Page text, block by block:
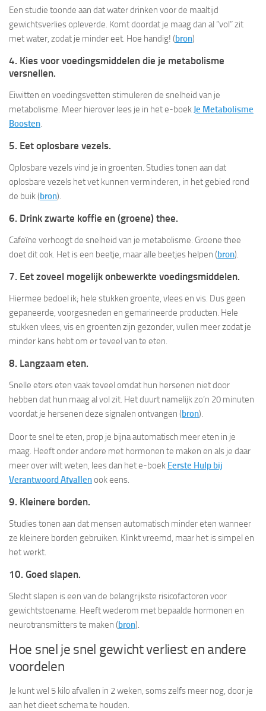
Een studie toonde aan dat water drinken voor de maaltijd
gewichtsverlies opleverde. Komt doordat je maag dan al “vol” zit
met water, zodat je minder eet. Hoe handig! (bron)
4. Kies voor voedingsmiddelen die je metabolisme
versnellen.
Eiwitten en voedingsvetten stimuleren de snelheid van je
metabolisme. Meer hierover lees je in het e-boek Je Metabolisme
Boosten.
5. Eet oplosbare vezels.
Oplosbare vezels vind je in groenten. Studies tonen aan dat
oplosbare vezels het vet kunnen verminderen, in het gebied rond
de buik (bron).
6. Drink zwarte koffie en (groene) thee.
Cafeïne verhoogt de snelheid van je metabolisme. Groene thee
doet dit ook. Het is een beetje, maar alle beetjes helpen (bron).
7. Eet zoveel mogelijk onbewerkte voedingsmiddelen.
Hiermee bedoel ik; hele stukken groente, vlees en vis. Dus geen
gepaneerde, voorgesneden en gemarineerde producten. Hele
stukken vlees, vis en groenten zijn gezonder, vullen meer zodat je
minder kans hebt om er teveel van te eten.
8. Langzaam eten.
Snelle eters eten vaak teveel omdat hun hersenen niet door
hebben dat hun maag al vol zit. Het duurt namelijk zo’n 20 minuten
voordat je hersenen deze signalen ontvangen (bron).
Door te snel te eten, prop je bijna automatisch meer eten in je
maag. Heeft onder andere met hormonen te maken en als je daar
meer over wilt weten, lees dan het e-boek Eerste Hulp bij
Verantwoord Afvallenook eens.
9. Kleinere borden.
Studies tonen aan dat mensen automatisch minder eten wanneer
ze kleinere borden gebruiken. Klinkt vreemd, maar het is simpel en
het werkt.
10. Goed slapen.
Slecht slapen is een van de belangrijkste risicofactoren voor
gewichtstoename. Heeft wederom met bepaalde hormonen en
neurotransmitters te maken (bron).
Hoe snel je snel gewicht verliest en andere
voordelen
Je kunt wel 5 kilo afvallen in 2 weken, soms zelfs meer nog, door je
aan het dieet schema te houden.